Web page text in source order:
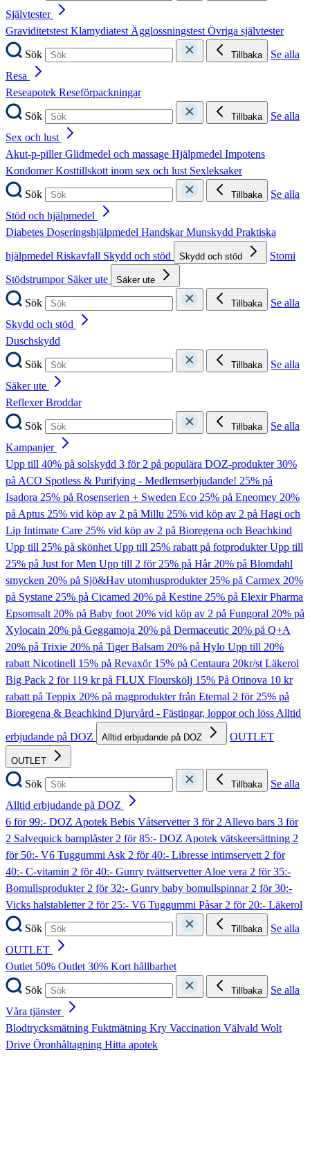
Självtester
GraviditetstestKlamydiatestÄgglossningstestÖvriga självtester
Sök
Tillbaka
Se alla
Resa
Reseapotek Reseförpackningar
Sök
Tillbaka
Se alla
Sex och lust
Akut-p-pillerGlidmedel och massage Hjälpmedel Impotens
KondomerKosttillskott inom sex och lust Sexleksaker
Sök
Tillbaka
Se alla
Stöd och hjälpmedel
Diabetes Doseringshjälpmedel HandskarMunskydd Praktiska
hjälpmedel Riskavfall Skydd och stöd Skydd och stöd
Stomi
Stödstrumpor Säker ute Säker ute
Sök Tillbaka
Se alla
Skydd och stöd
Duschskydd
Sök
Tillbaka
Se alla
Säker ute
ReflexerBroddar
Sök
Tillbaka
Se alla
Kampanjer
Upp till 40% på solskydd 3 för 2 på populära DOZ-produkter30%
på ACO Spotless & Purifying - Medlemserbjudande! 25% på
Isadora 25% på Rosenserien + Sweden Eco 25% på Eneomey 20%
på Aptus 25% vid köp av 2 på Millu 25% vid köp av 2 på Hagi och
Lip Intimate Care 25% vid köp av 2 på Bioregena och Beachkind
Upp till 25% på skönhetUpp till 25% rabatt på fotprodukterUpp till
25% på Just for Men Upp till 2 för 25% på Hår20% på Blomdahl
smycken 20% på Sjö&Hav utomhusprodukter25% på Carmex 20%
på Systane 25% på Cicamed 20% på Kestine 25% på Elexir Pharma
Epsomsalt20% på Baby foot20% vid köp av 2 på Fungoral 20% på
Xylocain 20% på Geggamoja 20% på Dermaceutic 20% på Q+A
20% på Trixie 20% på Tiger Balsam 20% på Hylo Upp till 20%
rabatt Nicotinell 15% på Revaxör 15% på Centaura 20kr/st Läkerol
Big Pack 2 för 119 kr på FLUX Flourskölj 15% På Otinova 10 kr
rabatt på Teppix 20% på magprodukter från Eternal 2 för 25% på
Bioregena & Beachkind Djurvård - Fästingar, loppor och lössAlltid
erbjudande på DOZ
Alltid erbjudande på DOZ OUTLET
OUTLET
Sök Tillbaka
Se alla
Alltid erbjudande på DOZ
6 för 99:- DOZ Apotek Bebis Våtservetter3 för 2 Allevo bars 3 för
2 Salvequick barnplåster2 för 85:- DOZ Apotek vätskeersättning 2
för 50:- V6 Tuggummi Ask 2 för 40:- Libresse intimservett2 för
40:- C-vitamin 2 för 40:- Gunry tvättservetter Aloe vera 2 för 35:-
Bomullsprodukter2 för 32:- Gunry baby bomullspinnar2 för 30:-
Vicks halstabletter2 för 25:- V6 Tuggummi Påsar2 för 20:- Läkerol
Sök
Tillbaka
Se alla
OUTLET
Outlet 50% Outlet 30% Kort hållbarhet
Sök
Tillbaka
Se alla
Våra tjänster
Blodtrycksmätning Fuktmätning Kry Vaccination Välvald Wolt
Drive Öronhåltagning Hitta apotek